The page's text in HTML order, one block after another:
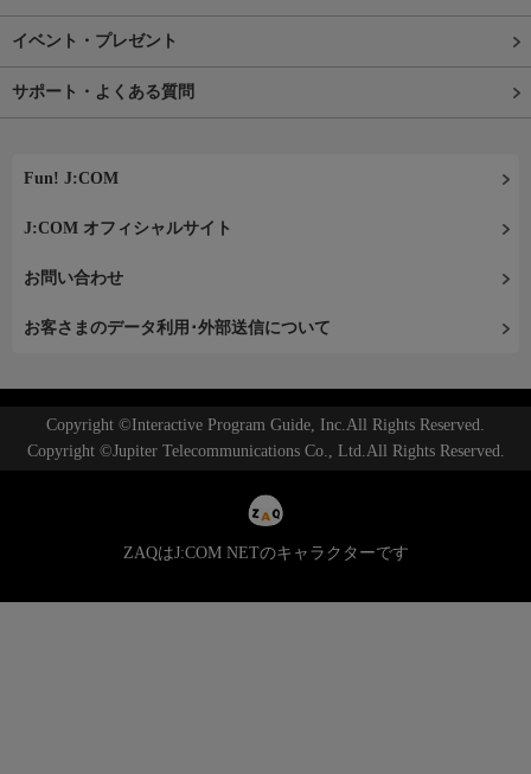
イベント・プレゼント
サポート・よくある質問
Fun! J:COM
J:COM オフィシャルサイト
お問い合わせ
お客さまのデータ利用･外部送信について
Copyright ©Interactive Program Guide, Inc.All Rights Reserved.
Copyright ©Jupiter Telecommunications Co., Ltd.All Rights Reserved.
ZAQはJ:COM NETのキャラクターです